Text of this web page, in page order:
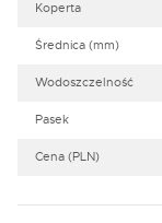
Koperta
Średnica (mm)
Wodoszczelność
Pasek
Cena (PLN)